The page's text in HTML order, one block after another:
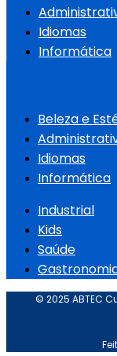
Idiomas
Informática
Beleza e
Idiomas
Informática
Industrial
Kids
Saúde
© 2025 ABTEC